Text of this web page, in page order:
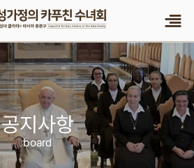
공지사항
board